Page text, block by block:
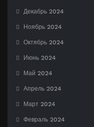
Декабрь 2024
Ноябрь 2024
Октябрь 2024
Июнь 2024
Май 2024
Апрель 2024
Март 2024
Февраль 2024